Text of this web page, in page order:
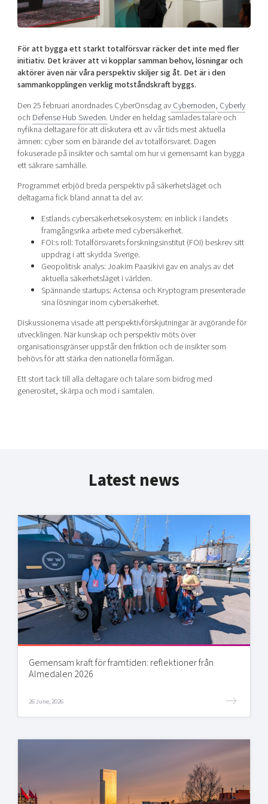
Shaping cities and regions
Bright East
East Sweden Tech Women
Reversed mentorship
Current offers and activities
Upscaling
Talent & skills
Startup & industry collaboration
Offers to boost your business
Funding opportunities
Our community of companies
Projects
Publications
Project toolbox
Our clusters
Reach out to us
Today's lunch in Mjärdevi
För att bygga ett starkt totalförsvar räcker det inte med fler
initiativ. Det kräver att vi kopplar samman behov, lösningar och
aktörer även när våra perspektiv skiljer sig åt. Det är i den
sammankopplingen verklig motståndskraft byggs.
Den 25 februari anordnades CyberOnsdag avCybernoden, Cyberly
och Defense Hub Sweden. Under en heldag samlades talare och
nyfikna deltagare för att diskutera ett av vår tids mest aktuella
ämnen: cyber som en bärande del av totalförsvaret. Dagen
fokuserade på insikter och samtal om hur vi gemensamt kan bygga
ett säkrare samhälle.
Programmet erbjöd breda perspektiv på säkerhetsläget och
deltagarna fick bland annat ta del av:
Estlands cybersäkerhetsekosystem: en inblick i landets
framgångsrika arbete med cybersäkerhet.
FOI:s roll: Totalförsvarets forskningsinstitut (FOI) beskrev sitt
uppdrag i att skydda Sverige.
Geopolitisk analys: Joakim Paasikivi gav en analys av det
aktuella säkerhetsläget i världen.
Spännande startups: Actensa och Kryptogram presenterade
sina lösningar inom cybersäkerhet.
Diskussionerna visade att perspektivförskjutningar är avgörande för
utvecklingen. När kunskap och perspektiv möts över
organisationsgränser uppstår den friktion och de insikter som
behövs för att stärka den nationella förmågan.
Ett stort tack till alla deltagare och talare som bidrog med
generositet, skärpa och mod i samtalen.
Latest news
Gemensam kraft för framtiden: reflektioner från
Almedalen 2026
26 June, 2026